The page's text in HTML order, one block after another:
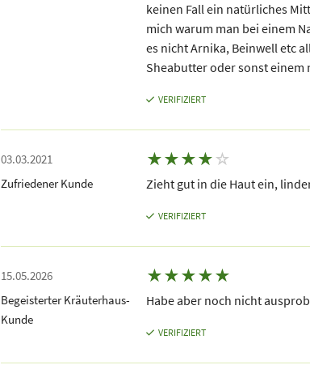
keinen Fall ein natürliches
mich warum man bei einem
es nicht Arnika, Beinwell etc
Sheabutter oder sonst einem
VERIFIZIERT
03.03.2021
Zufriedener Kunde
★★★★ ☆
Zieht gut in die Haut ein,
VERIFIZIERT
15.05.2026
Begeisterter Kräuterhaus-
Kunde
★★★★★
Habe aber noch nicht
VERIFIZIERT